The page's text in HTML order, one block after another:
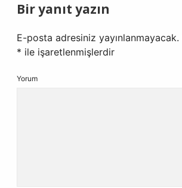
Bir yanıt yazın
E-posta adresiniz yayınlanmayacak.
* ile işaretlenmişlerdir
Yorum